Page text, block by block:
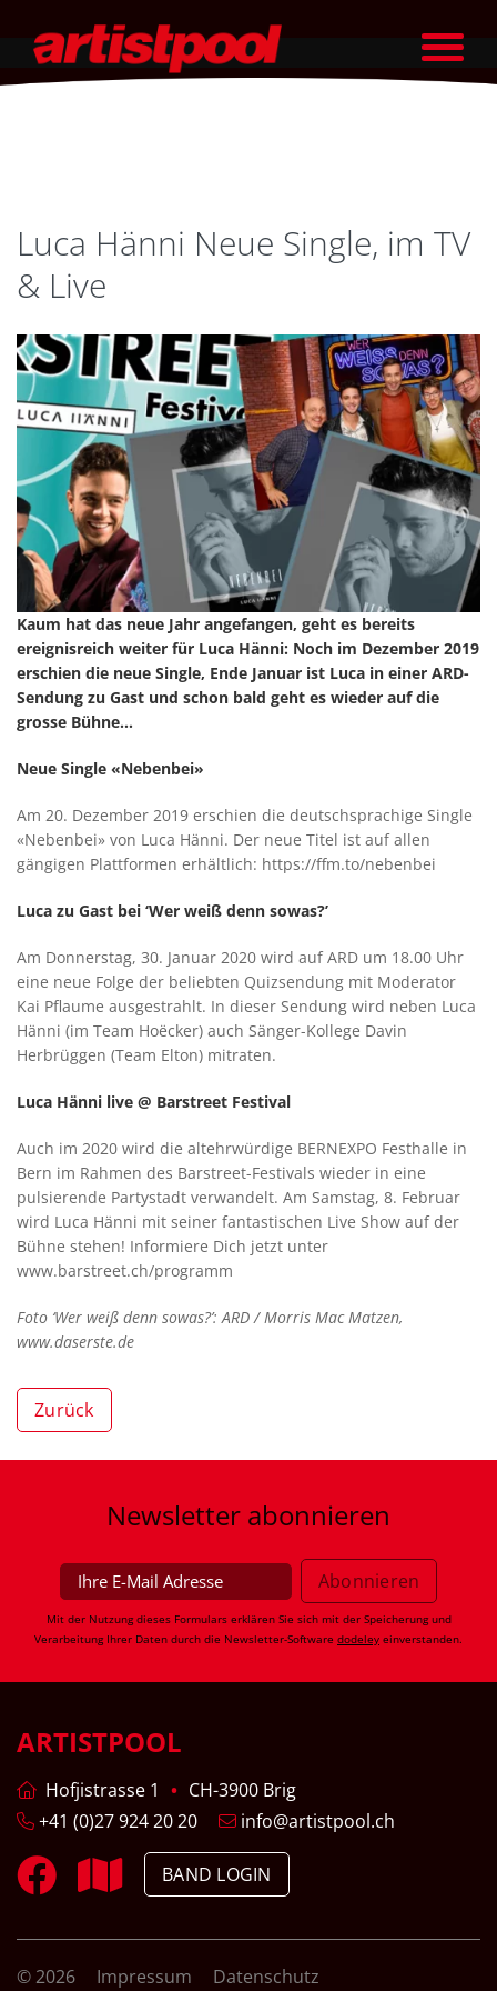
Luca Hänni Neue Single, im TV
& Live
Kaum hat das neue Jahr angefangen, geht es bereits
ereignisreich weiter für Luca Hänni: Noch im Dezember 2019
erschien die neue Single, Ende Januar ist Luca in einer ARD-
Sendung zu Gast und schon bald geht es wieder auf die
grosse Bühne…
Neue Single «Nebenbei»
Am 20. Dezember 2019 erschien die deutschsprachige Single
«Nebenbei» von Luca Hänni. Der neue Titel ist auf allen
gängigen Plattformen erhältlich: https://ffm.to/nebenbei
Luca zu Gast bei ‘Wer weiß denn sowas?’
Am Donnerstag, 30. Januar 2020 wird auf ARD um 18.00 Uhr
eine neue Folge der beliebten Quizsendung mit Moderator
Kai Pflaume ausgestrahlt. In dieser Sendung wird neben Luca
Hänni (im Team Hoëcker) auch Sänger-Kollege Davin
Herbrüggen (Team Elton) mitraten.
Luca Hänni live @ Barstreet Festival
Auch im 2020 wird die altehrwürdige BERNEXPO Festhalle in
Bern im Rahmen des Barstreet-Festivals wieder in eine
pulsierende Partystadt verwandelt. Am Samstag, 8. Februar
wird Luca Hänni mit seiner fantastischen Live Show auf der
Bühne stehen! Informiere Dich jetzt unter
www.barstreet.ch/programm
Foto ‘Wer weiß denn sowas?’: ARD / Morris Mac Matzen,
www.daserste.de
Zurück
Newsletter abonnieren
Mit der Nutzung dieses Formulars erklären Sie sich mit der Speicherung und
Verarbeitung Ihrer Daten durch die Newsletter-Software dodeley einverstanden.
ARTISTPOOL
Hofjistrasse 1
CH-3900 Brig
+41 (0)27 924 20 20
info@artistpool.ch
BAND LOGIN
© 2026 Impressum Datenschutz